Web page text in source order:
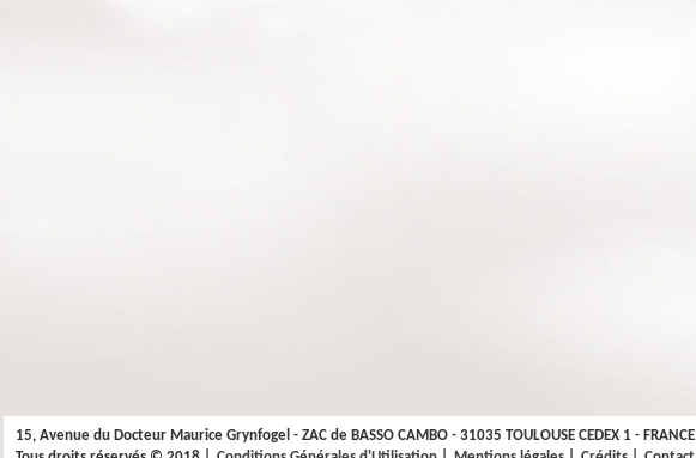
15, Avenue du Docteur Maurice Grynfogel - ZAC de BASSO CAMBO - 31035 TOULOUSE CEDEX 1 - FRANCE